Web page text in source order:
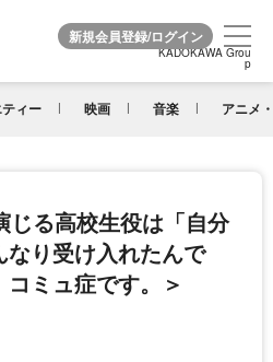
KADOKAWA Grou
p
ィー 映画 音楽 アニメ
KADOKAWA Grou
p
じる高校生役は「自分
り受け入れたんで
ミュ症です。＞